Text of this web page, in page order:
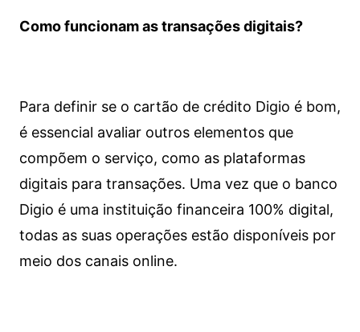
Como funcionam as transações digitais?
Para definir se o cartão de crédito Digio é bom,
é essencial avaliar outros elementos que
compõem o serviço, como as plataformas
digitais para transações. Uma vez que o banco
Digio é uma instituição financeira 100% digital,
todas as suas operações estão disponíveis por
meio dos canais online.